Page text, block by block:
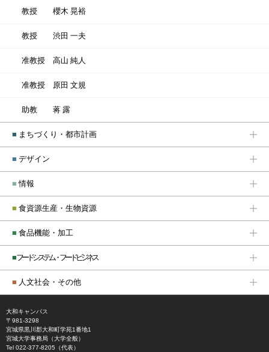
教授 櫻木 晃裕
教授 渋田 一夫
准教授 高山 純人
准教授 原田 文規
助教 蒋 露
■ まちづくり・都市計画
■ デザイン
■ 情報
■ 食資源生産・生物資源
■ 食品機能・加工
■フードシステム・フードビジネス
■ 人文社会・その他
大和キャンパス
〒981-3298
宮城県黒川郡大和町学苑1番地1
宮城大学事務局（大学全般）
Tel 022-377-8205（代表）